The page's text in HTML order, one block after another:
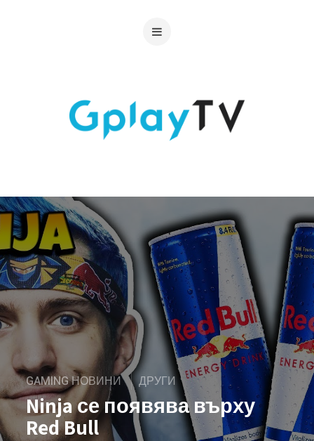
GAMING НОВИНИ ДРУГИ
Ninja се появява върху
Red Bull